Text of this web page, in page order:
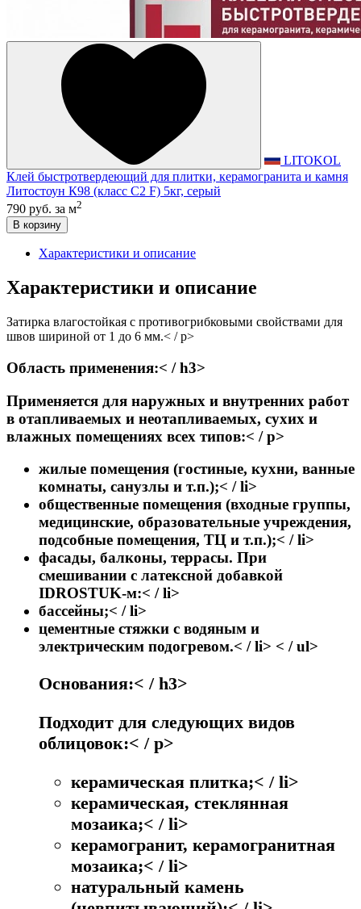
LITOKOL
Клей быстротвердеющий для плитки, керамогранита и камня
Литостоун К98 (класс С2 F) 5кг, серый
790 руб. за м2
В корзину
Характеристики и описание
Характеристики и описание
Затирка влагостойкая c противогрибковыми свойствами для
швов шириной от 1 до 6 мм.< / p>
Область применения:< / h3>
Применяется для наружных и внутренних работ
в отапливаемых и неотапливаемых, сухих и
влажных помещениях всех типов:< / p>
жилые помещения (гостиные, кухни, ванные
комнаты, санузлы и т.п.);< / li>
общественные помещения (входные группы,
медицинские, образовательные учреждения,
подсобные помещения, ТЦ и т.п.);< / li>
фасады, балконы, террасы. При
смешивании с латексной добавкой
IDROSTUK-м:< / li>
бассейны;< / li>
цементные стяжки с водяным и
электрическим подогревом.< / li> < / ul>
Основания:< / h3>
Подходит для следующих видов
облицовок:< / p>
керамическая плитка;< / li>
керамическая, стеклянная
мозаика;< / li>
керамогранит, керамогранитная
мозаика;< / li>
натуральный камень